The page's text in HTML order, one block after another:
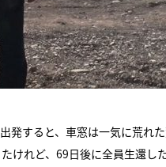
発すると、車窓は一気に荒れ
けれど、69日後に全員生還し